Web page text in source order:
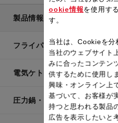
製品情報
フライパン・鍋
電気ケトル
圧力鍋・電気圧力鍋
ookie情報を使用す
す。
当社は、Cookieを分
当社のウェブサイト
みに合ったコンテン
供するために使用し
興味・オンライン上
基づいて、お客様が
持つと思われる製品
広告を表示したいと